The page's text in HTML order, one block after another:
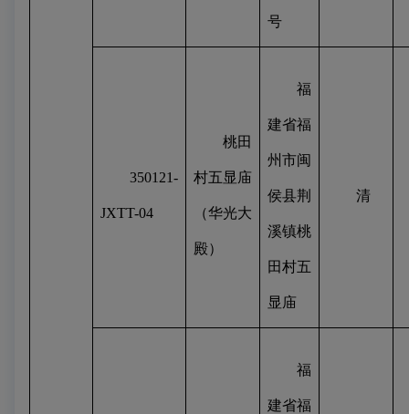
号
350121-
JXTT-04
桃田
村五显庙
（华光大
殿）
福
建省福
州市闽
侯县荆
溪镇桃
田村五
显庙
清
福
建省福